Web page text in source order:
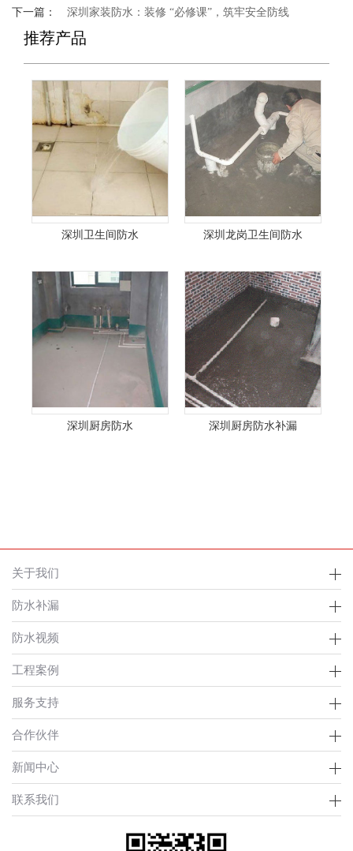
下一篇：
深圳家装防水：装修 “必修课”，筑牢安全防线
推荐产品
深圳卫生间防水 深圳龙岗卫生间防水
深圳厨房防水 深圳厨房防水补漏
关于我们
防水补漏
防水视频
工程案例
服务支持
合作伙伴
新闻中心
联系我们